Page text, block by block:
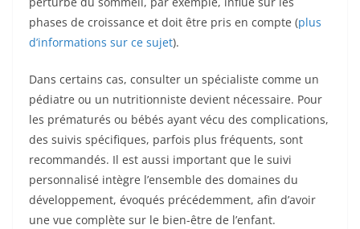
phases de croissance et doit être pris en compte (plus
d’informations sur ce sujet).
Dans certains cas, consulter un spécialiste comme un
pédiatre ou un nutritionniste devient nécessaire. Pour
les prématurés ou bébés ayant vécu des complications,
des suivis spécifiques, parfois plus fréquents, sont
recommandés. Il est aussi important que le suivi
personnalisé intègre l’ensemble des domaines du
développement, évoqués précédemment, afin d’avoir
une vue complète sur le bien-être de l’enfant.